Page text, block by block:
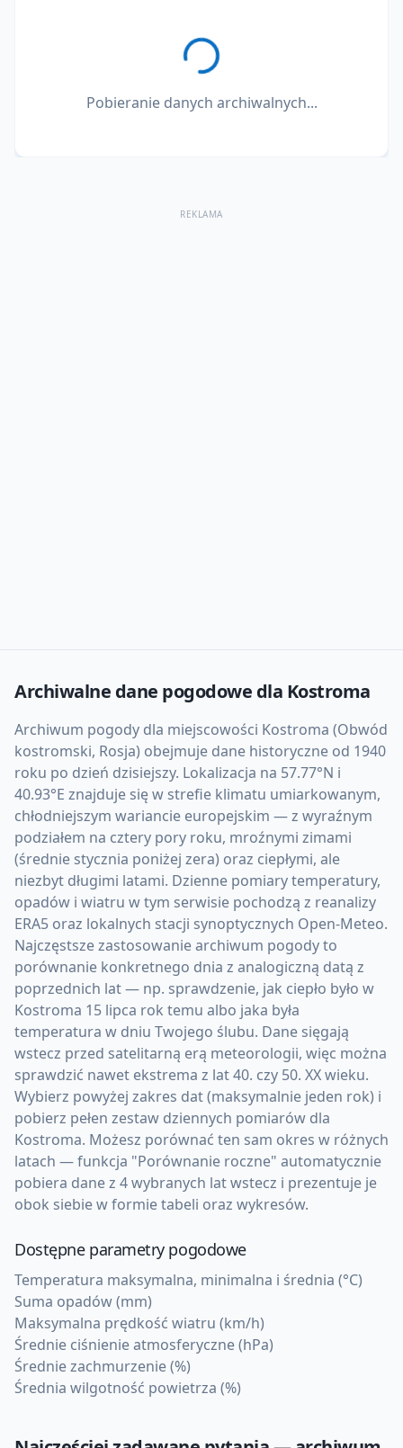
Pobieranie danych archiwalnych...
REKLAMA
Archiwalne dane pogodowe dla Kostroma
Archiwum pogody dla miejscowości Kostroma (Obwód
kostromski, Rosja) obejmuje dane historyczne od 1940
roku po dzień dzisiejszy. Lokalizacja na 57.77°N i
40.93°E znajduje się w strefie klimatu umiarkowanym,
chłodniejszym wariancie europejskim — z wyraźnym
podziałem na cztery pory roku, mroźnymi zimami
(średnie stycznia poniżej zera) oraz ciepłymi, ale
niezbyt długimi latami. Dzienne pomiary temperatury,
opadów i wiatru w tym serwisie pochodzą z reanalizy
ERA5 oraz lokalnych stacji synoptycznych Open-Meteo.
Najczęstsze zastosowanie archiwum pogody to
porównanie konkretnego dnia z analogiczną datą z
poprzednich lat — np. sprawdzenie, jak ciepło było w
Kostroma 15 lipca rok temu albo jaka była
temperatura w dniu Twojego ślubu. Dane sięgają
wstecz przed satelitarną erą meteorologii, więc można
sprawdzić nawet ekstrema z lat 40. czy 50. XX wieku.
Wybierz powyżej zakres dat (maksymalnie jeden rok) i
pobierz pełen zestaw dziennych pomiarów dla
Kostroma. Możesz porównać ten sam okres w różnych
latach — funkcja "Porównanie roczne" automatycznie
pobiera dane z 4 wybranych lat wstecz i prezentuje je
obok siebie w formie tabeli oraz wykresów.
Dostępne parametry pogodowe
Temperatura maksymalna, minimalna i średnia (°C)
Suma opadów (mm)
Maksymalna prędkość wiatru (km/h)
Średnie ciśnienie atmosferyczne (hPa)
Średnie zachmurzenie (%)
Średnia wilgotność powietrza (%)